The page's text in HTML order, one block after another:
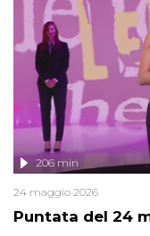
controversi e i
fine.
Puntata del 24
206 min
24 maggio 2026